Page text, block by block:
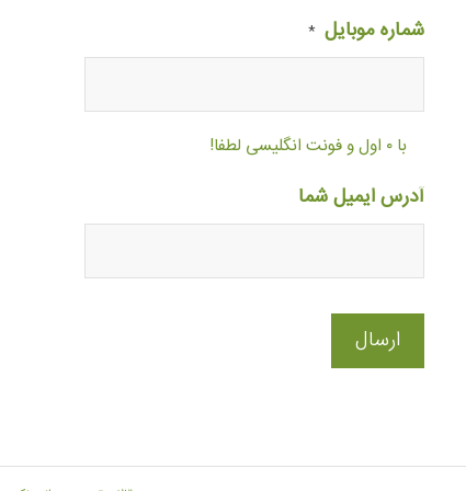
شماره موبایل *
با ۰ اول و فونت انگلیسی لطفا!
آدرس ایمیل شما